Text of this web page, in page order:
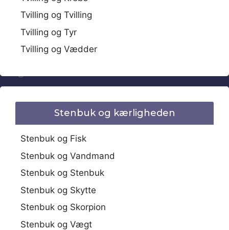
Tvilling og Tvilling
Tvilling og Tyr
Tvilling og Vædder
Stenbuk og kærligheden
Stenbuk og Fisk
Stenbuk og Vandmand
Stenbuk og Stenbuk
Stenbuk og Skytte
Stenbuk og Skorpion
Stenbuk og Vægt